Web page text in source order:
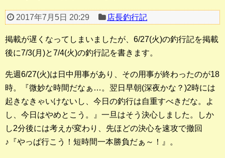
2017年7月5日 20:29 店長釣行記
掲載が遅くなってしまいましたが、6/27(火)の釣行記を掲載
後に7/3(月)と7/4(火)の釣行記を書きます。
先週6/27(火)は日中用事があり、その用事が終わったのが18
時。『微妙な時間だなぁ…。翌日早朝(深夜かな？)2時には
起きなきゃいけないし、今日の釣行は自重すべきだな。よ
し、今日はやめとこう。』一旦はそう決心しました。しか
し2分後には考えが変わり、先ほどの決心を速攻で撤回
♪『やっぱ行こう！短時間一本勝負だぁ～！』。
陸っぱりルアー
船・ボート釣り
その他の釣り
釣果ランキング
2023年 クロダイ部門
2023年 メジナ部門